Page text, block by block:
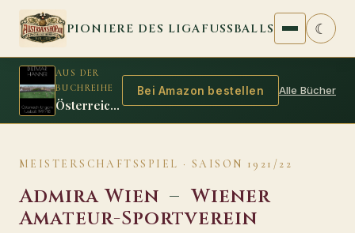
Zum Inhalt springen
PIONIERE DES LIGAFUSSBALLS ☾
AUS DER
BUCHREIHE
Österreich Ungarn Fussball 1917/18
Bei Amazon bestellen Alle Bücher
MEISTERSCHAFTSSPIEL · SAISON 1921/22
Admira Wien –Wiener
Amateur-Sportverein